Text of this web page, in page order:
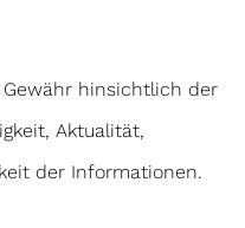
hinsichtlich der
Aktualität,
der Informationen.